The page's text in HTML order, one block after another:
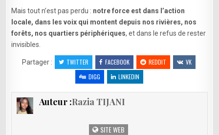
Mais tout n’est pas perdu : notre force est dans l’action
locale, dans les voix qui montent depuis nos rivières, nos
forêts, nos quartiers périphériques, et dans le refus de rester
invisibles.
Partager : TWITTER FACEBOOK REDDIT
VK
DIGG
LINKEDIN
Auteur :Razia TIJANI
SITE WEB